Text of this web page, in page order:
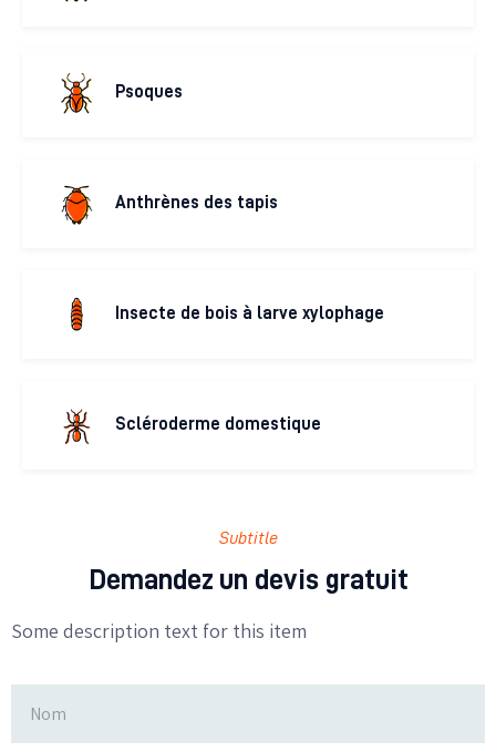
Psoques
Anthrènes des tapis
Insecte de bois à larve xylophage
Scléroderme domestique
Subtitle
Demandez un devis gratuit
Some description text for this item